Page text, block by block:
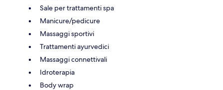
Sale per trattamenti spa
Manicure/pedicure
Massaggi sportivi
Trattamenti ayurvedici
Massaggi connettivali
Idroterapia
Body wrap